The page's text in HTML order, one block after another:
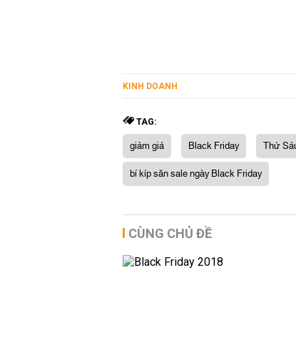
KINH DOANH
TAG:
giảm giá Black Friday Thứ
bí kíp săn sale ngày Black Friday
CÙNG CHỦ ĐỀ